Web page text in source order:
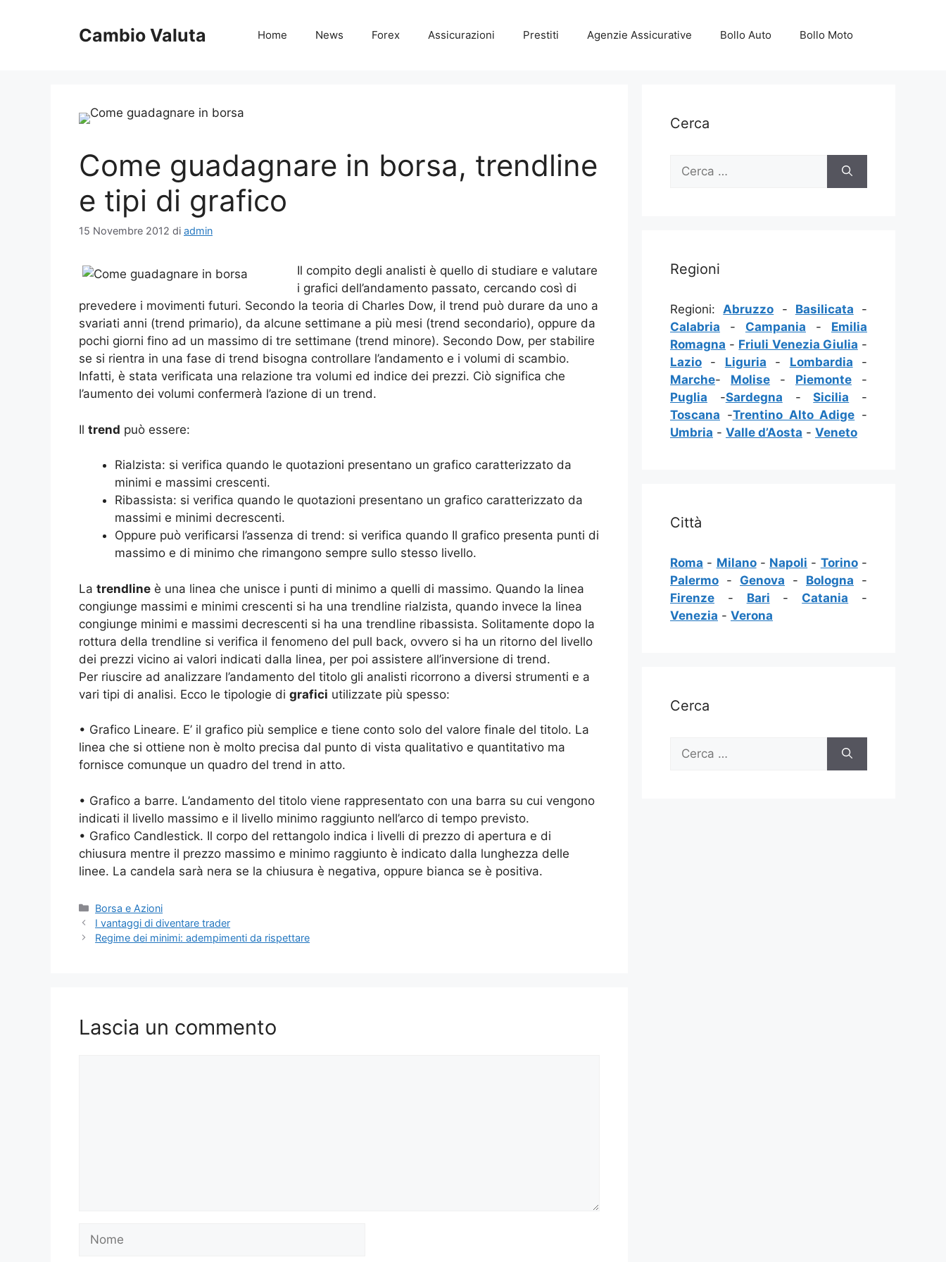
Cambio Valuta Home News Forex Assicurazioni Prestiti Agenzie Assicurative Bollo Auto Bollo Moto
Come guadagnare in borsa, trendline
e tipi di grafico
15 Novembre 2012 di admin
Il compito degli analisti è quello di studiare e valutare
i grafici dell’andamento passato, cercando così di
prevedere i movimenti futuri. Secondo la teoria di Charles Dow, il trend può durare da uno a
svariati anni (trend primario), da alcune settimane a più mesi (trend secondario), oppure da
pochi giorni fino ad un massimo di tre settimane (trend minore). Secondo Dow, per stabilire
se si rientra in una fase di trend bisogna controllare l’andamento e i volumi di scambio.
Infatti, è stata verificata una relazione tra volumi ed indice dei prezzi. Ciò significa che
l’aumento dei volumi confermerà l’azione di un trend.
Il trend può essere:
Rialzista: si verifica quando le quotazioni presentano un grafico caratterizzato da
minimi e massimi crescenti.
Ribassista: si verifica quando le quotazioni presentano un grafico caratterizzato da
massimi e minimi decrescenti.
Oppure può verificarsi l’assenza di trend: si verifica quando Il grafico presenta punti di
massimo e di minimo che rimangono sempre sullo stesso livello.
La trendline è una linea che unisce i punti di minimo a quelli di massimo. Quando la linea
congiunge massimi e minimi crescenti si ha una trendline rialzista, quando invece la linea
congiunge minimi e massimi decrescenti si ha una trendline ribassista. Solitamente dopo la
rottura della trendline si verifica il fenomeno del pull back, ovvero si ha un ritorno del livello
dei prezzi vicino ai valori indicati dalla linea, per poi assistere all’inversione di trend.
Per riuscire ad analizzare l’andamento del titolo gli analisti ricorrono a diversi strumenti e a
vari tipi di analisi. Ecco le tipologie di grafici utilizzate più spesso:
• Grafico Lineare. E’ il grafico più semplice e tiene conto solo del valore finale del titolo. La
linea che si ottiene non è molto precisa dal punto di vista qualitativo e quantitativo ma
fornisce comunque un quadro del trend in atto.
• Grafico a barre. L’andamento del titolo viene rappresentato con una barra su cui vengono
indicati il livello massimo e il livello minimo raggiunto nell’arco di tempo previsto.
• Grafico Candlestick. Il corpo del rettangolo indica i livelli di prezzo di apertura e di
chiusura mentre il prezzo massimo e minimo raggiunto è indicato dalla lunghezza delle
linee. La candela sarà nera se la chiusura è negativa, oppure bianca se è positiva.
Categorie
Borsa e Azioni
I vantaggi di diventare trader
Regime dei minimi: adempimenti da rispettare
Lascia un commento
Cerca
Ricerca
Regioni
Regioni:Abruzzo - Basilicata -
Calabria - Campania - Emilia
Romagna - Friuli Venezia Giulia -
Lazio - Liguria - Lombardia -
Marche- Molise - Piemonte -
Puglia -Sardegna -Sicilia -
Toscana -Trentino Alto Adige -
Umbria - Valle d’Aosta - Veneto
Città
Roma - Milano- Napoli - Torino-
Palermo - Genova - Bologna -
Firenze - Bari - Catania -
Venezia - Verona
Cerca
Ricerca